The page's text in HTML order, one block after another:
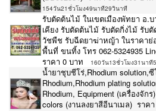
154วัน21ชั่วโมง49นาที29วินาที
รับตัดต้นไม้ ในเขตเมืองพัทยา อ.
เคียง รับตัดต้นไม้ รับตัดกิ่งไม้ รับ
วัชพืช รับฉีดยาฆ่าหญ้า ในราคาย่
พื้นที่ ขนทิ้ง โทร 062-5324935
ราคา 0 บาท
160วัน13ชั่วโมง31นาที
น้ำยาชุบชีโร่,Rhodium solution,ซี
Rhodium,Rhodium plating
Rhodium, Equipment (เครื่องจัก
colors (งานลงยาสีอีนาเมล) ราค